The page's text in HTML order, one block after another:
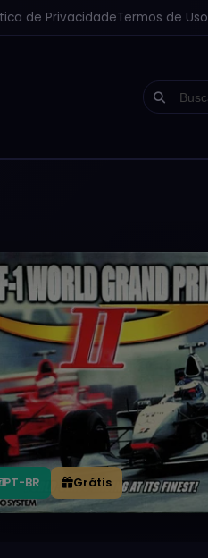
de PrivacidadeTermos de Uso
PT-BR Grátis